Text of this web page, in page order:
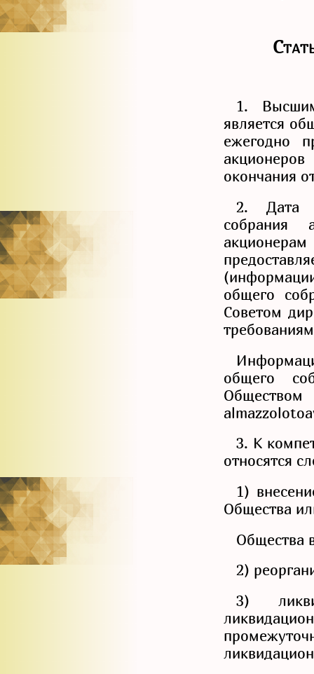
1.
является
ежегодно
окончания
2. Дата
собрания
общего
Советом
общего
3. К
относятся
1)
Общества
Общества
2)
3)